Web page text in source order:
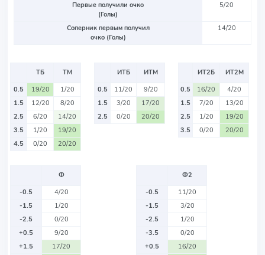
Первые получили очко
(Голы)
5/20
Соперник первым получил
очко (Голы)
14/20
ТБ
ТМ
0.5
19/20
1/20
1.5
12/20
8/20
2.5
6/20
14/20
3.5
1/20
19/20
4.5
0/20 20/20
ИТБ
ИТМ
0.5
11/20
9/20
1.5
3/20
17/20
2.5
0/20 20/20
ИТ2Б
ИТ2М
0.5
16/20
4/20
1.5
7/20
13/20
2.5
1/20
19/20
3.5
0/20 20/20
Ф
-0.5
4/20
-1.5
1/20
-2.5
0/20
+0.5
9/20
+1.5
17/20
Ф2
-0.5
11/20
-1.5
3/20
-2.5
1/20
-3.5
0/20
+0.5
16/20